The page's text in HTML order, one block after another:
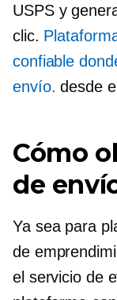
USPS y
clic.
confiable
envío. desde
Cómo
de
Ya sea para
de
el servicio de